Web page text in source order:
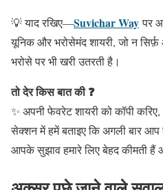
💡 याद रखिए—Suvichar Wayपर
यूनिक और भरोसेमंद शायरी, जो न
भरोसे पर भी खरी उतरती है।
तो देर किस बात की ❓
✨ अपनी फेवरेट शायरी को कॉपी
सेक्शन में हमें बताइए कि अगली बार आप
आपके सुझाव हमारे लिए बेहद कीमती